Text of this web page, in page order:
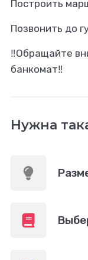
Построить
Позвонить до
‼️Обращайте
банкомат‼️
Нужна